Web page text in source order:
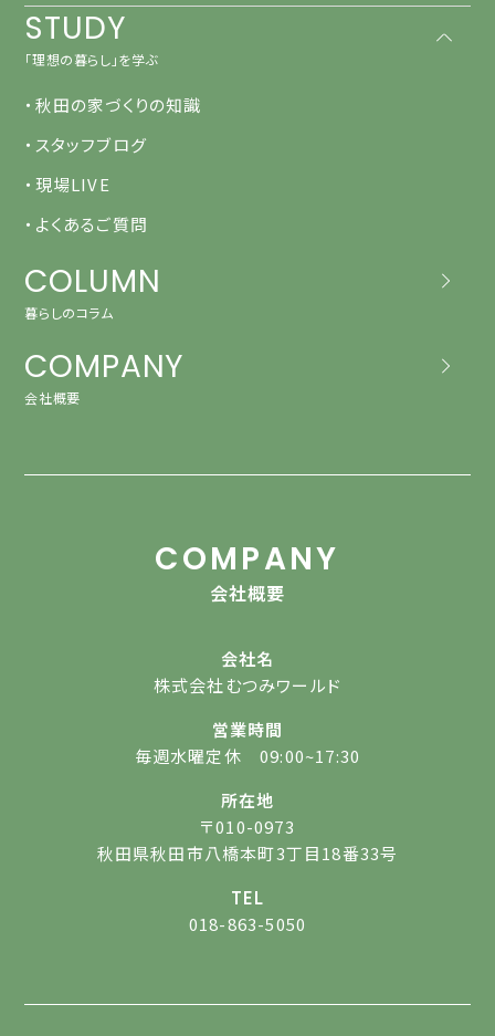
STUDY
「理想の暮らし」を学ぶ
・秋田の家づくりの知識
・スタッフブログ
・現場LIVE
・よくあるご質問
COLUMN
暮らしのコラム
COMPANY
会社概要
COMPANY
会社概要
会社名
株式会社むつみワールド
営業時間
毎週水曜定休 09:00~17:30
所在地
〒010-0973
秋田県秋田市八橋本町3丁目18番33号
TEL
018-863-5050